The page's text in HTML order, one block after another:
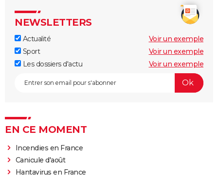
NEWSLETTERS
Actualité
Voir un exemple
Sport
Voir un exemple
Les dossiers d'actu
Voir un exemple
EN CE MOMENT
Incendies en France
Canicule d'août
Hantavirus en France